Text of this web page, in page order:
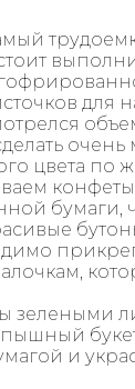
для
очень
цвета по
бумаги,
зелеными
и